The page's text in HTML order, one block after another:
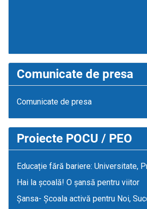
Comunicate de presa
Comunicate de presa
Proiecte POCU / PEO
Educație fără bariere: Universitate,
Hai la școală! O șansă pentru viitor
Șansa- Școala activă pentru Noi,